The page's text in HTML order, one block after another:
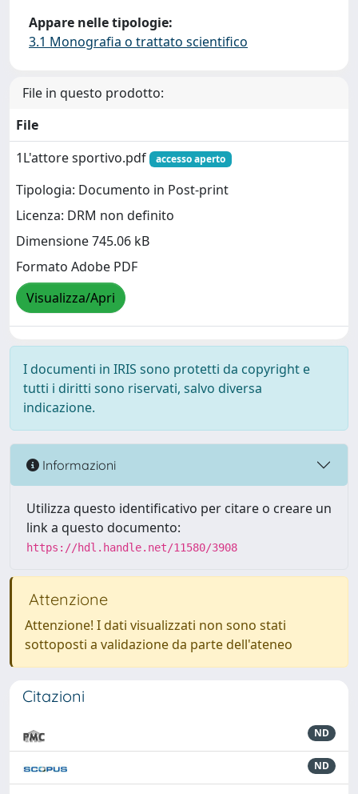
Appare nelle tipologie:
3.1 Monografia o trattato scientifico
File in questo prodotto:
File
1L'attore sportivo.pdf
accesso aperto
Tipologia: Documento in Post-print
Licenza: DRM non definito
Dimensione 745.06 kB
Formato Adobe PDF
Visualizza/Apri
I documenti in IRIS sono protetti da copyright e
tutti i diritti sono riservati, salvo diversa
indicazione.
Informazioni
Utilizza questo identificativo per citare o creare un
link a questo documento:
https://hdl.handle.net/11580/3908
Attenzione
Attenzione! I dati visualizzati non sono stati
sottoposti a validazione da parte dell'ateneo
Citazioni
ND
ND